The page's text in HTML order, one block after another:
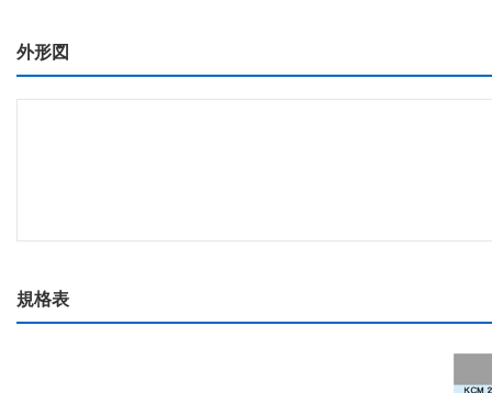
外形図
規格表